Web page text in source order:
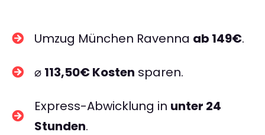
Umzug München Ravenna ab 149€.
⌀ 113,50€ Kosten sparen.
Express-Abwicklung in unter 24
Stunden.